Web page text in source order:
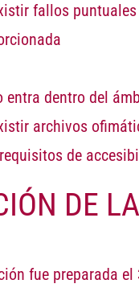
fallos
entra dentro del
archivos
de
DE
fue preparada